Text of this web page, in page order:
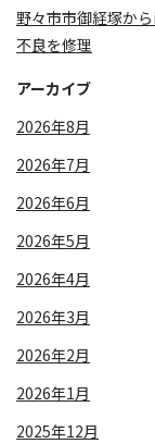
野々市市御経塚か
不良を修理
アーカイブ
2026年8月
2026年7月
2026年6月
2026年5月
2026年4月
2026年3月
2026年2月
2026年1月
2025年12月